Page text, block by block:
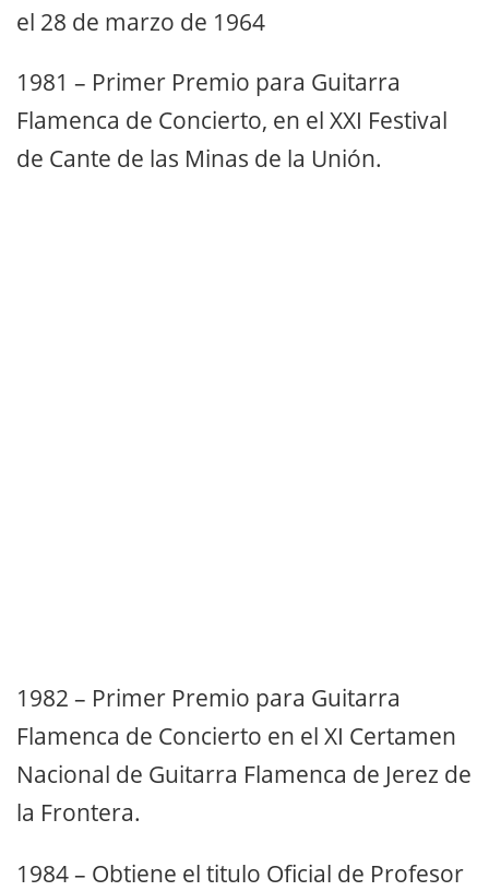
el 28 de marzo de 1964
1981 – Primer Premio para Guitarra
Flamenca de Concierto, en el XXI Festival
de Cante de las Minas de la Unión.
1982 – Primer Premio para Guitarra
Flamenca de Concierto en el XI Certamen
Nacional de Guitarra Flamenca de Jerez de
la Frontera.
1984 – Obtiene el titulo Oficial de Profesor